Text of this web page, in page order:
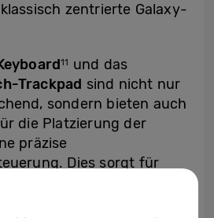
zentrierte Galaxy-
11
und das
Trackpad sind nicht nur
sondern bieten auch
die Platzierung der
präzise
Dies sorgt für